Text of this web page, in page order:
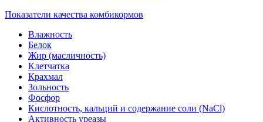
Показатели качества комбикормов
Влажность
Белок
Жир (масличность)
Клетчатка
Крахмал
Зольность
Фосфор
Кислотность, кальций и содержание соли (NaCl)
Активность уреазы